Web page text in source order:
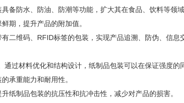
备防水、防油、防潮等功能，扩大其在食品、饮料等领域
期，提升产品的附加值。
二维码、RFID标签的包装，实现产品追溯、防伪、信息
过材料优化和结构设计，纸制品包装可以在保证强度的
承重能力和耐用性。
纸制品包装的抗压性和抗冲击性，减少对产品的损害。